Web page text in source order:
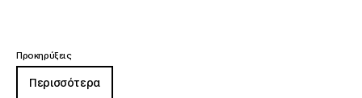
Προκηρύξεις
Περισσότερα